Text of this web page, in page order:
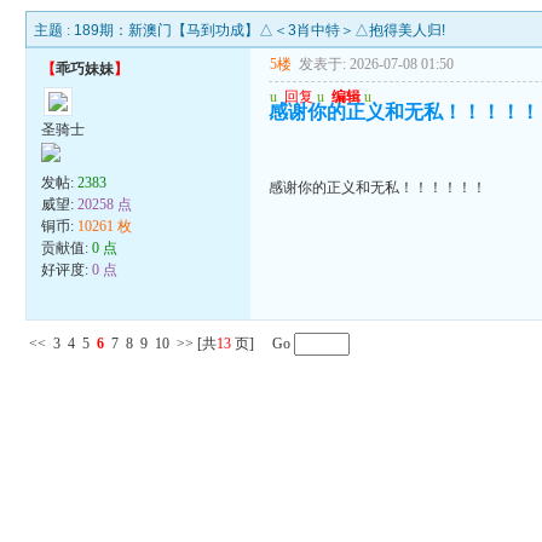
主题 : 189期：新澳门【马到功成】△＜3肖中特＞△抱得美人归!
【乖巧妹妹】
圣骑士
发帖:2383
威望:20258 点
铜币: 10261 枚
贡献值:0 点
好评度:0 点
5楼 发表于: 2026-07-08 01:50
u 回复 u 编辑 u
感谢你的正义和无私！！！！！
感谢你的正义和无私！！！！！！
<< 3 4 5 6 7 8 9 10 >> [共13 页] Go